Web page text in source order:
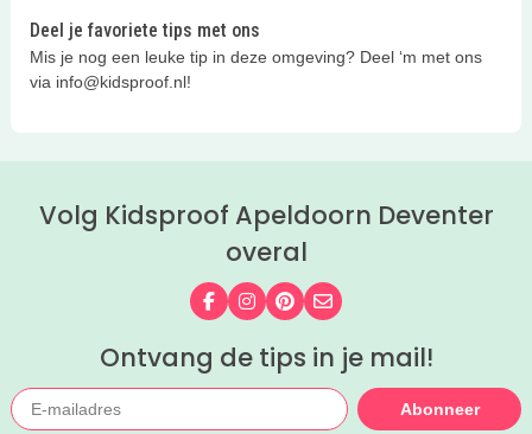
Deel je favoriete tips met ons
Mis je nog een leuke tip in deze omgeving? Deel ‘m met ons
via info@kidsproof.nl!
Volg Kidsproof Apeldoorn Deventer
overal
Volg ons op Facebook
Volg ons op Instagram
Volg ons op Pinterest
Mail ons
Ontvang de tips in je mail!
Abonneer